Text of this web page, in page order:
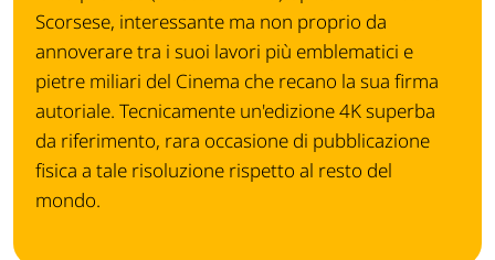
Scorsese, interessante ma non proprio da
annoverare tra i suoi lavori più emblematici e
pietre miliari del Cinema che recano la sua firma
autoriale. Tecnicamente un'edizione 4K superba
da riferimento, rara occasione di pubblicazione
fisica a tale risoluzione rispetto al resto del
mondo.